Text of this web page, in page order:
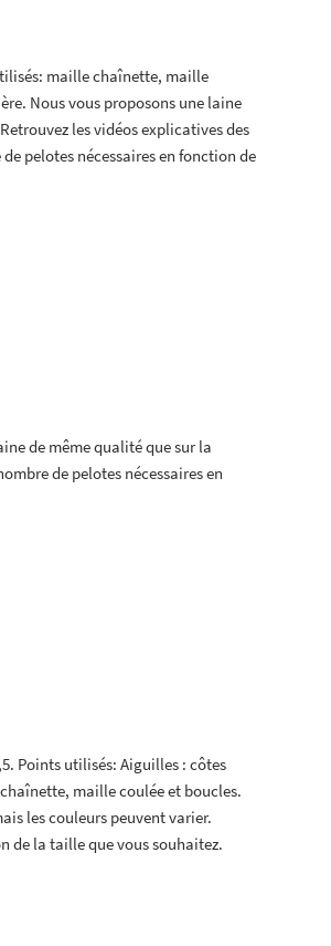
maille chaînette, maille
Nous vous proposons une laine
les vidéos explicatives des
pelotes nécessaires en fonction de
de même qualité que sur la
de pelotes nécessaires en
Points utilisés: Aiguilles : côtes
maille coulée et boucles.
les couleurs peuvent varier.
de la taille que vous souhaitez.